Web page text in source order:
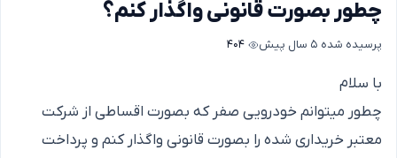
چطور بصورت قانونی واگذار کنم؟
پرسیده شده ۵ سال پیش ۴۰۴
با سلام
چطور میتوانم خودرویی صفر که بصورت اقساطی از شرکت
معتبر خریداری شده را بصورت قانونی واگذار کنم و پرداخت